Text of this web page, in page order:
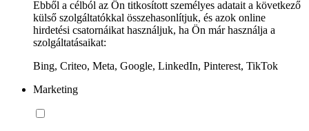
Ebből a célból az Ön titkosított személyes adatait a következő
külső szolgáltatókkal összehasonlítjuk, és azok online
hirdetési csatornáikat használjuk, ha Ön már használja a
szolgáltatásaikat:
Bing, Criteo, Meta, Google, LinkedIn, Pinterest, TikTok
Marketing